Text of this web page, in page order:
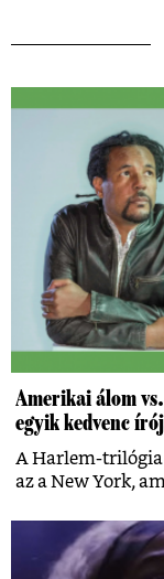
Amerikai álom
egyik kedvenc
A Harlem-
az a New York,